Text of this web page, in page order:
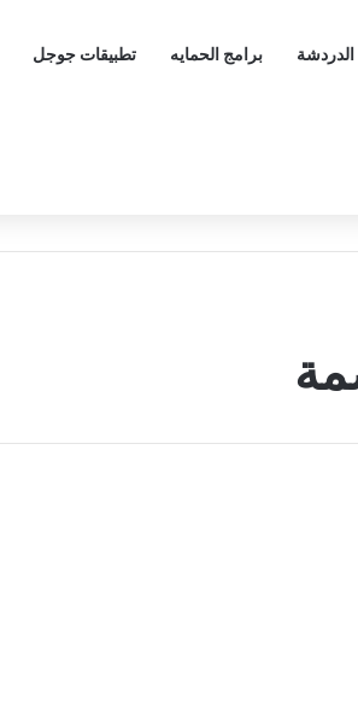
الدردشة برامج الحمايه تطبيقات جوجل